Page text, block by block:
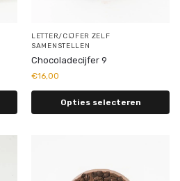
LETTER/CIJFER ZELF
SAMENSTELLEN
Chocoladecijfer 9
€16,00
Opties selecteren